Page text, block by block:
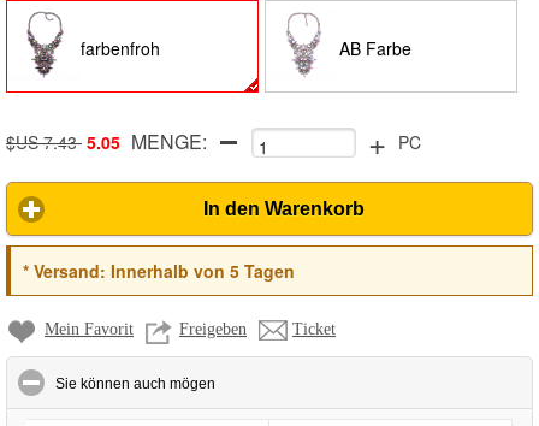
farbenfroh AB Farbe
$US 7.43 5.05 MENGE: + PC
In den Warenkorb
*Versand: Innerhalb von 5 Tagen
Mein Favorit Freigeben Ticket
Sie können auch mögen